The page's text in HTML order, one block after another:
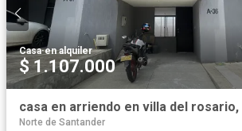
Casa·en alquiler
$ 1.107.000
Norte de Santander